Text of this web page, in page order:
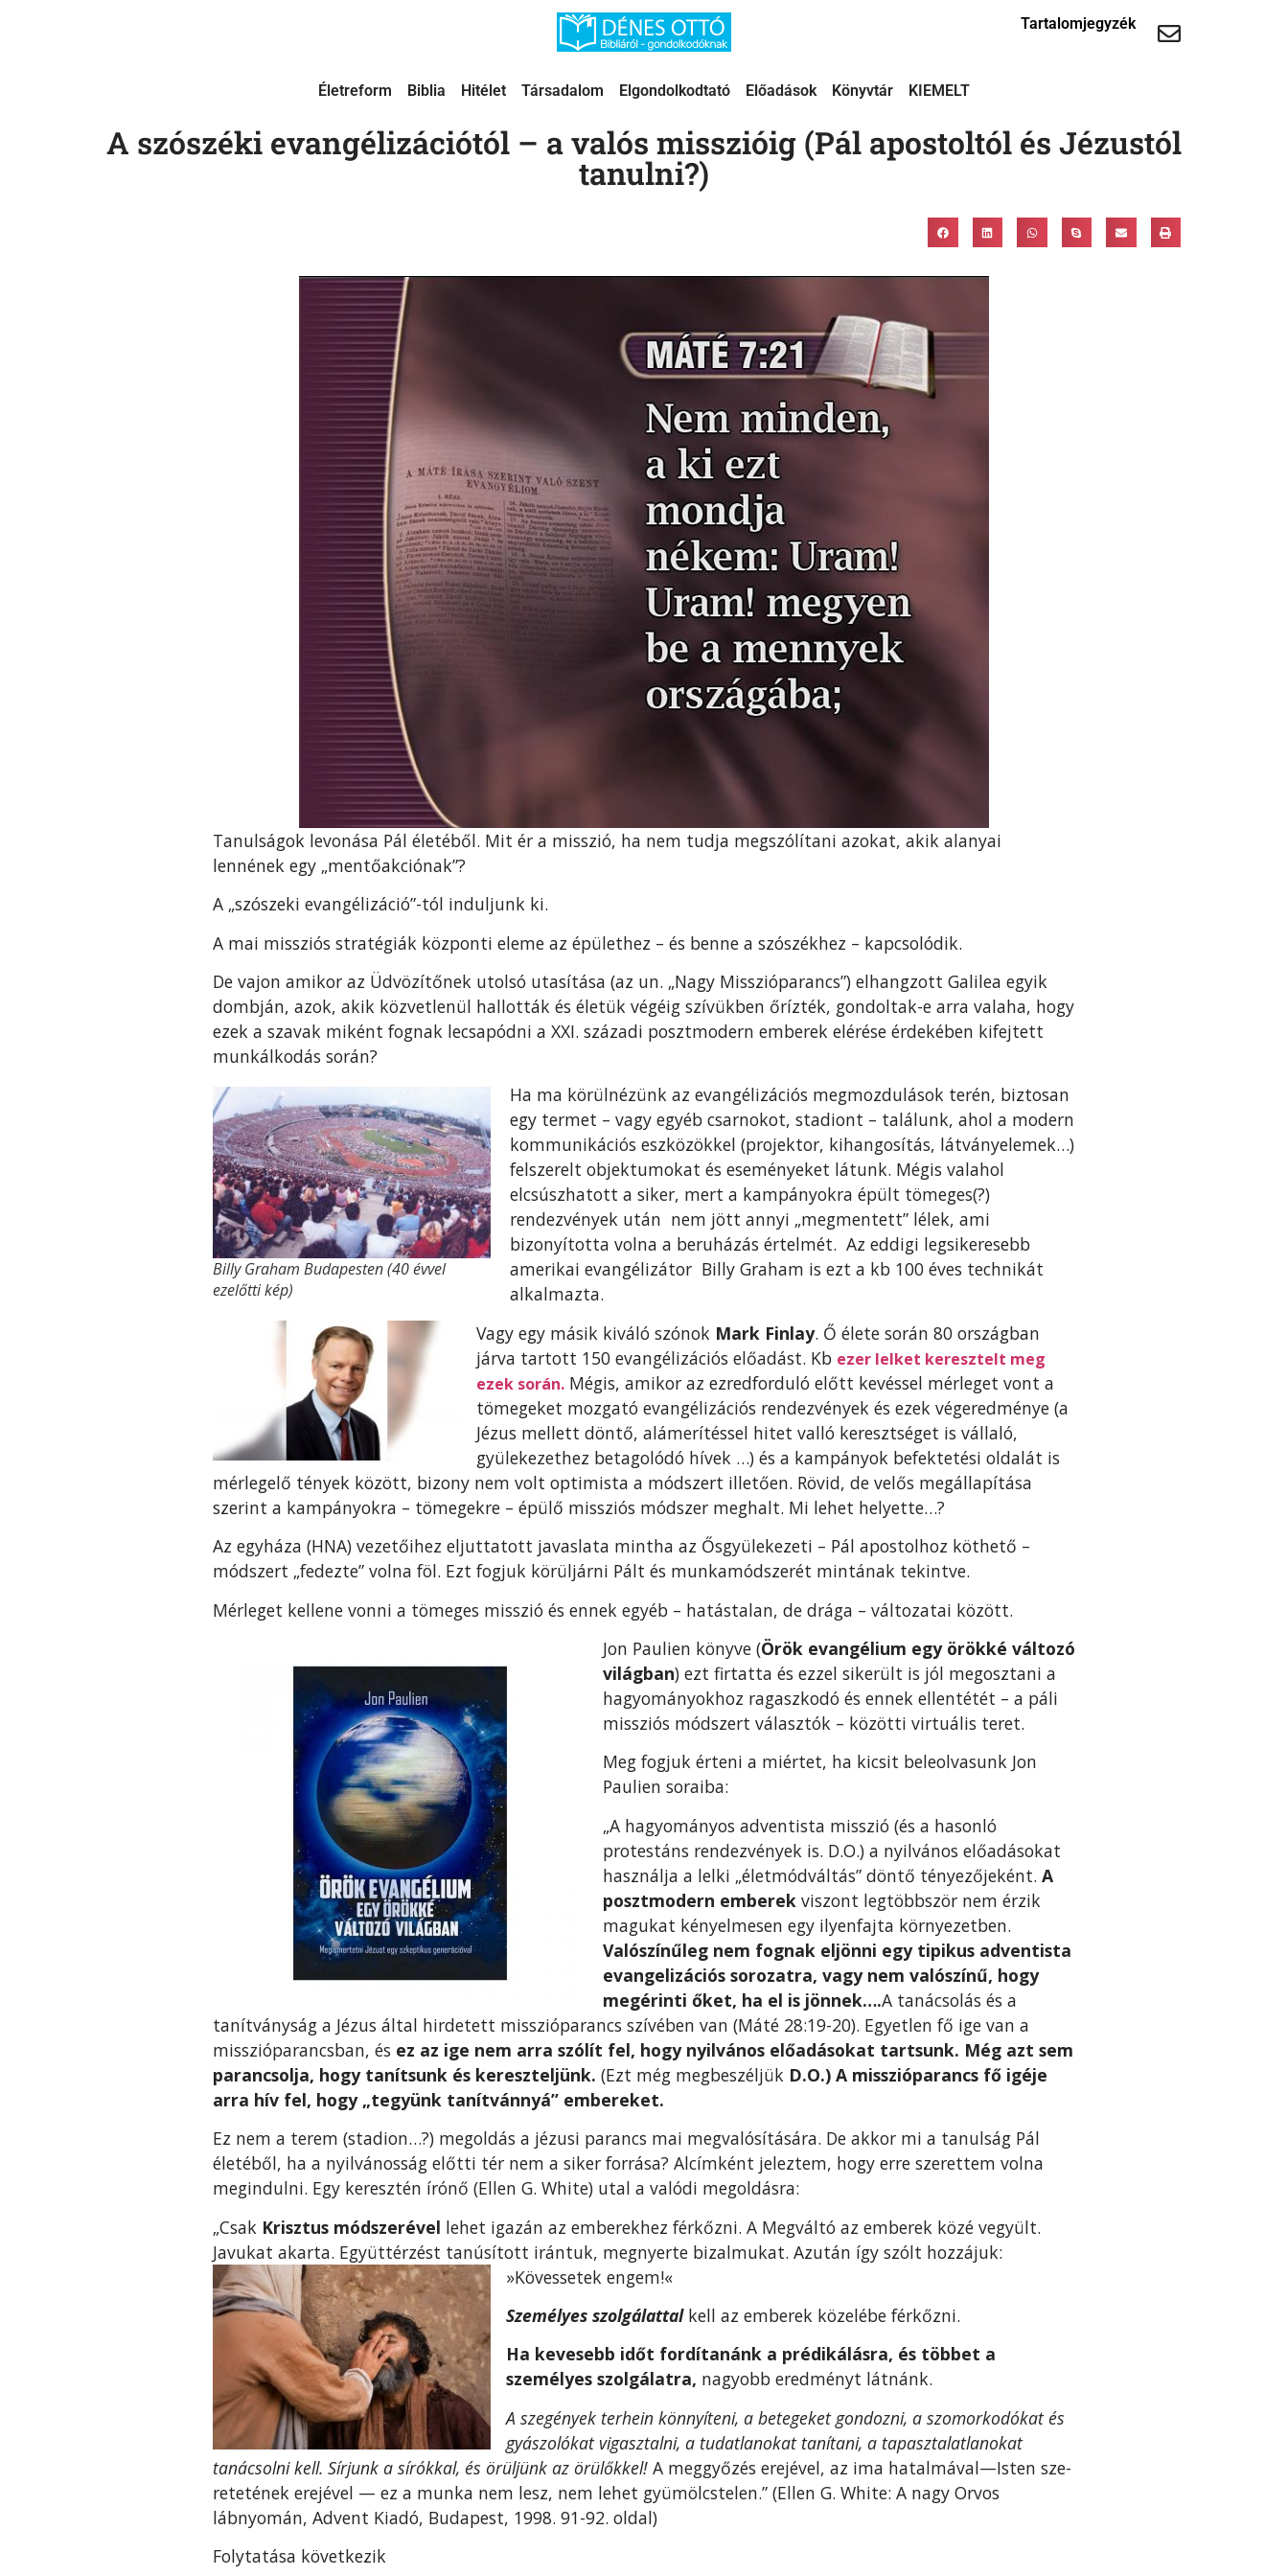
Tartalomjegyzék
Életreform Biblia Hitélet Társadalom Elgondolkodtató Előadások Könyvtár KIEMELT
A szószéki evangélizációtól – a valós misszióig (Pál apostoltól és Jézustól
tanulni?)
Tanulságok levonása Pál életéből. Mit ér a misszió, ha nem tudja megszólítani azokat, akik alanyai
lennének egy „mentőakciónak”?
A „szószeki evangélizáció”-tól induljunk ki.
A mai missziós stratégiák központi eleme az épülethez – és benne a szószékhez – kapcsolódik.
De vajon amikor az Üdvözítőnek utolsó utasítása (az un. „Nagy Misszióparancs”) elhangzott Galilea egyik
dombján, azok, akik közvetlenül hallották és életük végéig szívükben őrízték, gondoltak-e arra valaha, hogy
ezek a szavak miként fognak lecsapódni a XXI. századi posztmodern emberek elérése érdekében kifejtett
munkálkodás során?
Billy Graham Budapesten (40 évvel
ezelőtti kép)
Ha ma körülnézünk az evangélizációs megmozdulások terén, biztosan
egy termet – vagy egyéb csarnokot, stadiont – találunk, ahol a modern
kommunikációs eszközökkel (projektor, kihangosítás, látványelemek…)
felszerelt objektumokat és eseményeket látunk. Mégis valahol
elcsúszhatott a siker, mert a kampányokra épült tömeges(?)
rendezvények után nem jött annyi „megmentett” lélek, ami
bizonyította volna a beruházás értelmét. Az eddigi legsikeresebb
amerikai evangélizátor Billy Graham is ezt a kb 100 éves technikát
alkalmazta.
Vagy egy másik kiváló szónok Mark Finlay. Ő élete során 80 országban
járva tartott 150 evangélizációs előadást. Kb ezer lelket keresztelt meg
ezek során. Mégis, amikor az ezredforduló előtt kevéssel mérleget vont a
tömegeket mozgató evangélizációs rendezvények és ezek végeredménye (a
Jézus mellett döntő, alámerítéssel hitet valló keresztséget is vállaló,
gyülekezethez betagolódó hívek …) és a kampányok befektetési oldalát is
mérlegelő tények között, bizony nem volt optimista a módszert illetően. Rövid, de velős megállapítása
szerint a kampányokra – tömegekre – épülő missziós módszer meghalt. Mi lehet helyette…?
Az egyháza (HNA) vezetőihez eljuttatott javaslata mintha az Ősgyülekezeti – Pál apostolhoz köthető –
módszert „fedezte” volna föl. Ezt fogjuk körüljárni Pált és munkamódszerét mintának tekintve.
Mérleget kellene vonni a tömeges misszió és ennek egyéb – hatástalan, de drága – változatai között.
Jon Paulien könyve (Örök evangélium egy örökké változó
világban) ezt firtatta és ezzel sikerült is jól megosztani a
hagyományokhoz ragaszkodó és ennek ellentétét – a páli
missziós módszert választók – közötti virtuális teret.
Meg fogjuk érteni a miértet, ha kicsit beleolvasunk Jon
Paulien soraiba:
„A hagyományos adventista misszió (és a hasonló
protestáns rendezvények is. D.O.) a nyilvános előadásokat
használja a lelki „életmódváltás” döntő tényezőjeként. A
posztmodern emberek viszont legtöbbször nem érzik
magukat kényelmesen egy ilyenfajta környezetben.
Valószínűleg nem fognak eljönni egy tipikus adventista
evangelizációs sorozatra, vagy nem valószínű, hogy
megérinti őket, ha el is jönnek….A tanácsolás és a
tanítványság a Jézus által hirdetett misszióparancs szívében van (Máté 28:19-20). Egyetlen fő ige van a
misszióparancsban, és ez az ige nem arra szólít fel, hogy nyilvános előadásokat tartsunk. Még azt sem
parancsolja, hogy tanítsunk és kereszteljünk. (Ezt még megbeszéljük D.O.) A misszióparancs fő igéje
arra hív fel, hogy „tegyünk tanítvánnyá” embereket.
Ez nem a terem (stadion…?) megoldás a jézusi parancs mai megvalósítására. De akkor mi a tanulság Pál
életéből, ha a nyilvánosság előtti tér nem a siker forrása? Alcímként jeleztem, hogy erre szerettem volna
megindulni. Egy keresztén írónő (Ellen G. White) utal a valódi megoldásra:
„Csak Krisztus módszerével lehet igazán az emberekhez férkőzni. A Megváltó az emberek közé vegyült.
Javukat akarta. Együttérzést tanúsított irántuk, megnyerte bizalmukat. Azután így szólt hozzájuk:
»Kövessetek engem!«
Személyes szolgálattal kell az emberek közelébe férkőzni.
Ha ke­vesebb időt fordítanánk a prédikálásra, és többet a
személyes szolgálatra, nagyobb eredményt látnánk.
A szegények terhein könnyíteni, a betegeket gondozni, a szomorkodókat és
gyászolókat vigasztalni, a tudatlanokat tanítani, a tapasztalatlanokat
tanácsolni kell. Sírjunk a sírókkal, és örüljünk az örülőkkel! A meggyőzés erejével, az ima hatalmával—Isten sze­
retetének erejével — ez a munka nem lesz, nem lehet gyümölcstelen.” (Ellen G. White: A nagy Orvos
lábnyomán, Advent Kiadó, Budapest, 1998. 91-92. oldal)
Folytatása következik